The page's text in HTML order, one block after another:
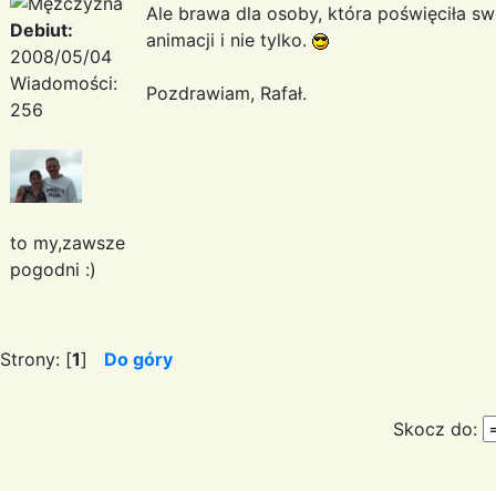
Debiut:
2008/05/04
Wiadomości:
256
to my,zawsze
pogodni :)
Ale brawa dla osoby, która poświęciła
animacji i nie tylko.
Pozdrawiam, Rafał.
Strony: [1] Do góry
Skocz do: